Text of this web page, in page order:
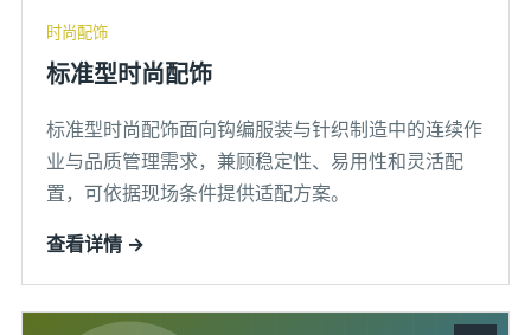
时尚配饰
标准型时尚配饰
标准型时尚配饰面向钩编服装与针织制造中的连续作
业与品质管理需求，兼顾稳定性、易用性和灵活配
置，可依据现场条件提供适配方案。
查看详情 →